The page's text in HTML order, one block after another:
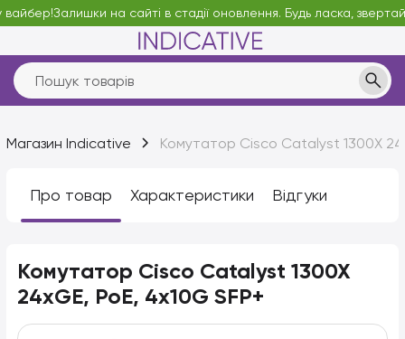
Залишки на сайті в стадії оновлення. Будь ласка,
Магазин Indicative Комутатор Cisco Catalyst 1300X
Про товар Характеристики Відгуки
Комутатор Cisco Catalyst 1300X
24xGE, PoE, 4x10G SFP+